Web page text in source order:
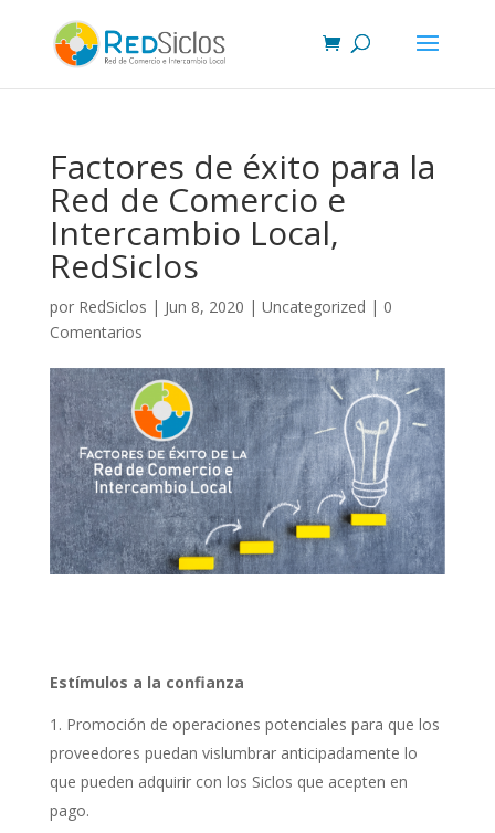
Factores de éxito para la
Red de Comercio e
Intercambio Local,
RedSiclos
por RedSiclos | Jun 8, 2020 | Uncategorized | 0
Comentarios
Estímulos a la confianza
Promoción de operaciones potenciales para que los
proveedores puedan vislumbrar anticipadamente lo
que pueden adquirir con los Siclos que acepten en
pago.